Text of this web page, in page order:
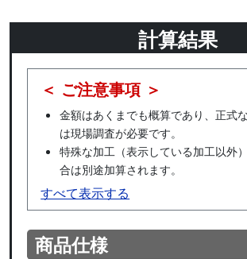
計算結果
＜ ご注意事項 ＞
金額はあくまでも概算であり、正式
は現場調査が必要です。
特殊な加工（表示している加工以外
合は別途加算されます。
すべて表示する
商品仕様